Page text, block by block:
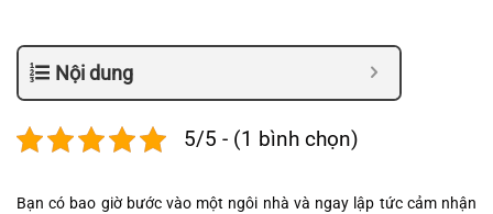
Nội dung
5/5 - (1 bình chọn)
Bạn có bao giờ bước vào một ngôi nhà và ngay lập tức cảm nhận